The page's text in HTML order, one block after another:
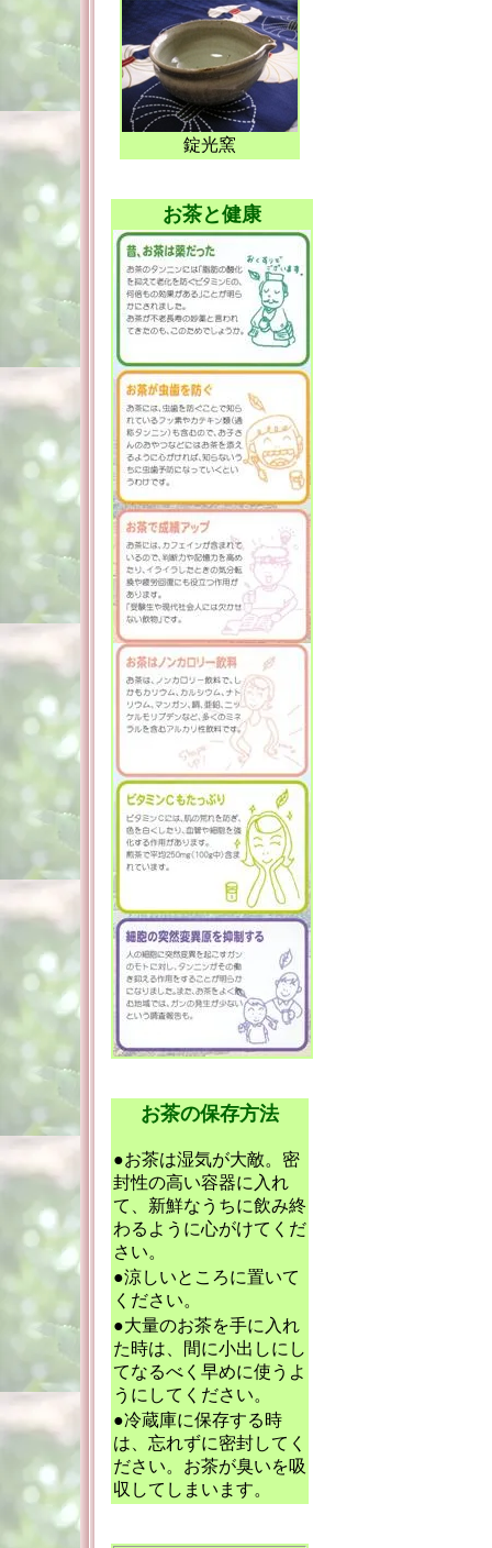
錠光窯
お茶と健康
お茶の保存方法
●お茶は湿気が大敵。密
封性の高い容器に入れ
て、新鮮なうちに飲み終
わるように心がけてくだ
さい。
●涼しいところに置いて
ください。
●大量のお茶を手に入れ
た時は、間に小出しにし
てなるべく早めに使うよ
うにしてください。
●冷蔵庫に保存する時
は、忘れずに密封してく
ださい。お茶が臭いを吸
収してしまいます。